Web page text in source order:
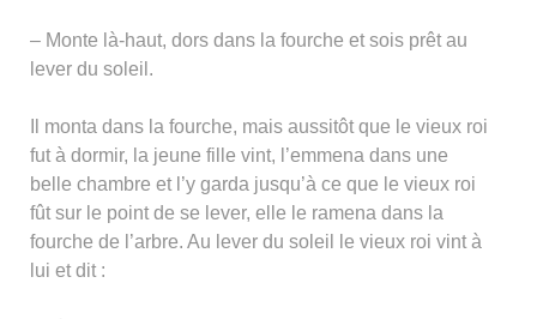
– Monte là-haut, dors dans la fourche et sois prêt au
lever du soleil.
Il monta dans la fourche, mais aussitôt que le vieux roi
fut à dormir, la jeune fille vint, l’emmena dans une
belle chambre et l’y garda jusqu’à ce que le vieux roi
fût sur le point de se lever, elle le ramena dans la
fourche de l’arbre. Au lever du soleil le vieux roi vint à
lui et dit :